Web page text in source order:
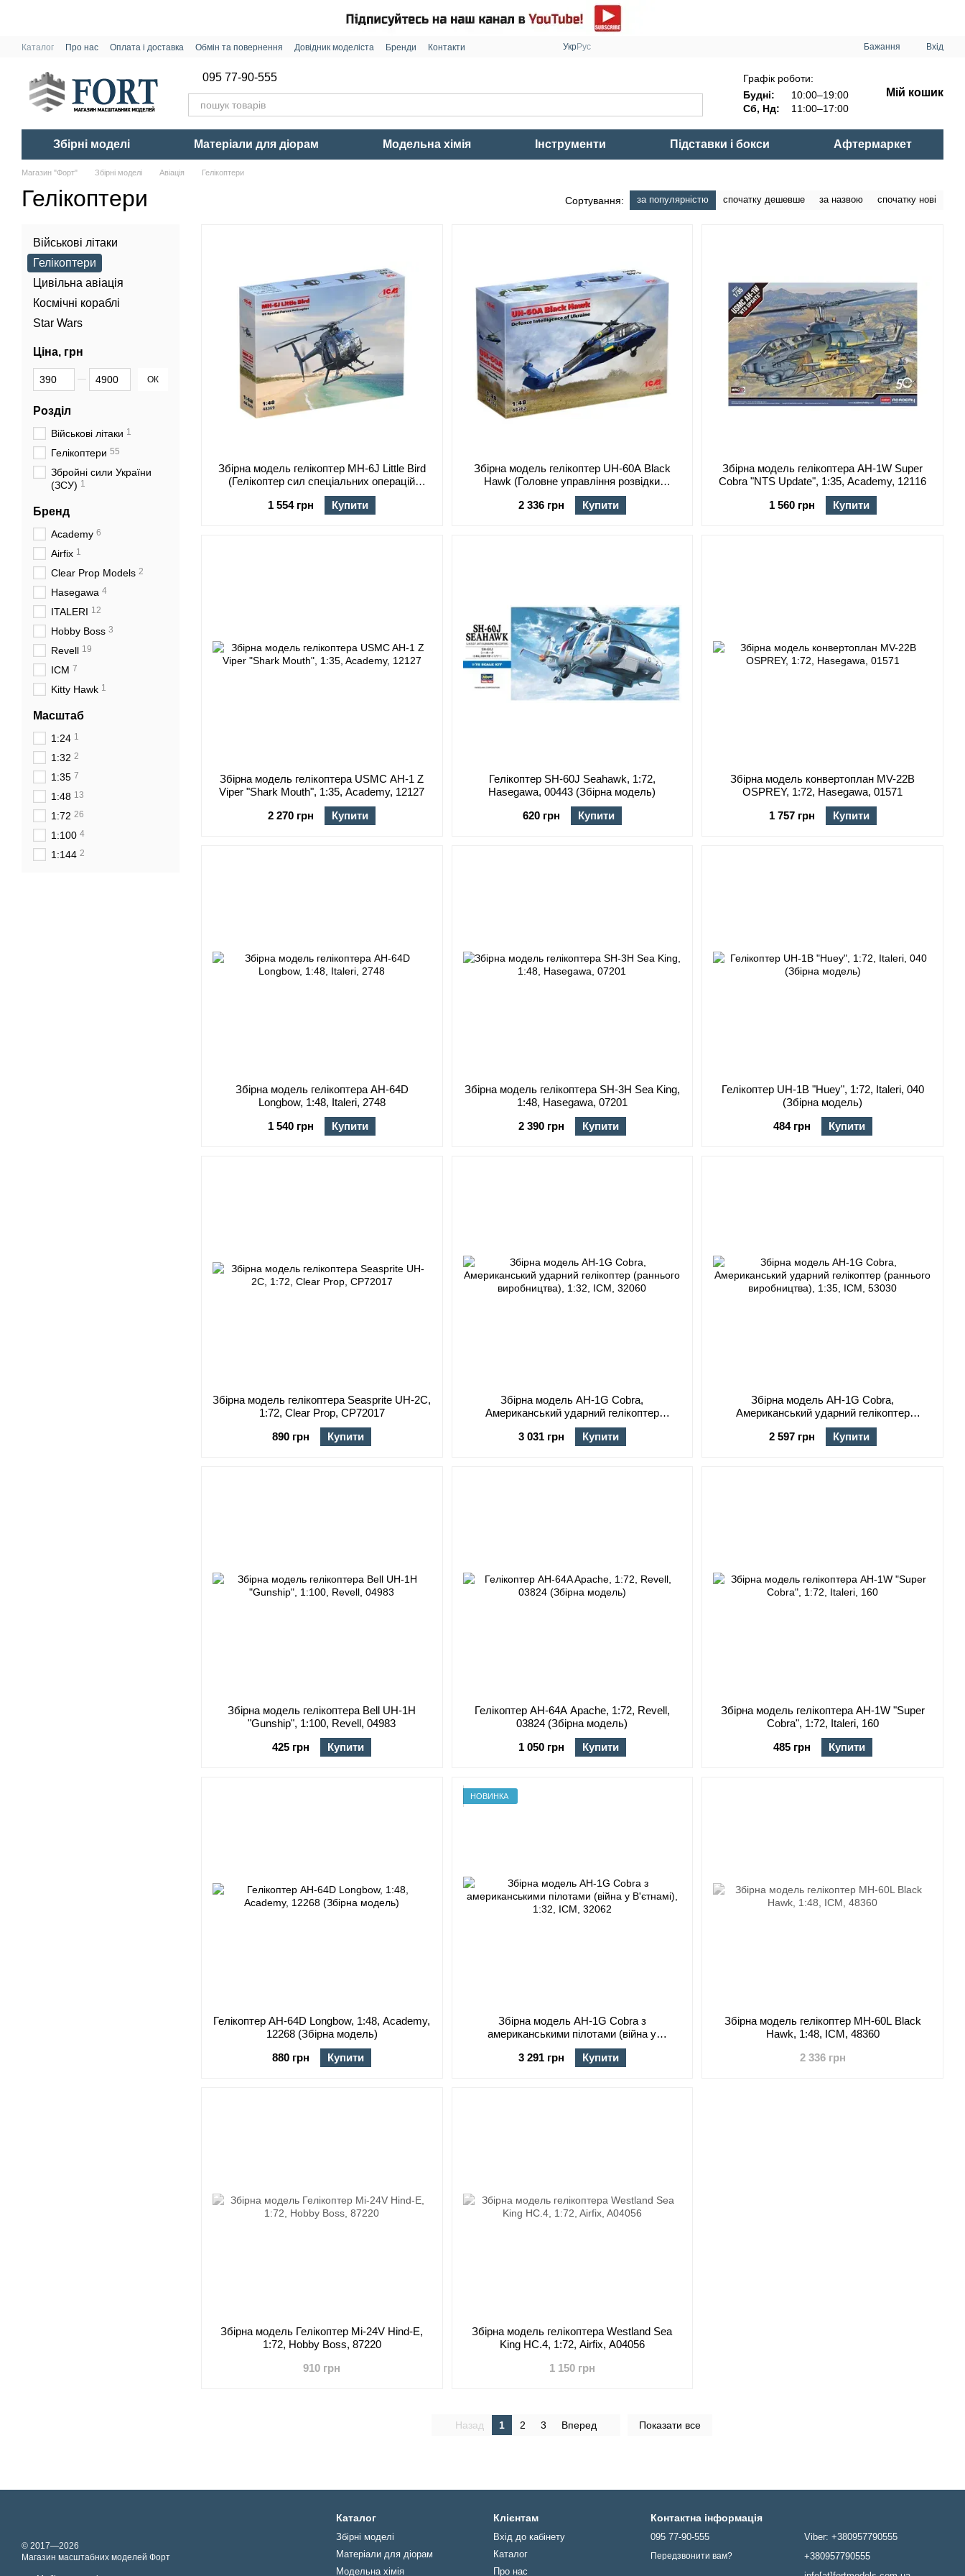
Каталог Про нас Оплата і доставка Обмін та повернення Довідник моделіста Бренди Контакти УкрРус Бажання Вхід
095 77-90-555
Графік роботи:
Будні:
10:00–19:00
Сб, Нд:
11:00–17:00
Мій кошик
Збірні моделі Матеріали для діорам Модельна хімія Інструменти Підставки і бокси Афтермаркет
Магазин "Форт" Збірні моделі Авіація Гелікоптери
Гелікоптери Сортування: за популярністю спочатку дешевше за назвою спочатку нові
Збірна модель гелікоптер MH-6J Little Bird
(Гелікоптер сил спеціальних операцій
США), 1:48, ICM, 48369
1 554 грн
Купити
Збірна модель гелікоптер UH-60A Black
Hawk (Головне управління розвідки
Міноборони України), 1:48, ICM, 48362
2 336 грн
Купити
Збірна модель гелікоптера AH-1W Super
Cobra "NTS Update", 1:35, Academy, 12116
1 560 грн
Купити
Збірна модель гелікоптера USMC AH-1 Z
Viper "Shark Mouth", 1:35, Academy, 12127
2 270 грн
Купити
Гелікоптер SH-60J Seahawk, 1:72,
Hasegawa, 00443 (Збірна модель)
620 грн
Купити
Збірна модель конвертоплан MV-22B
OSPREY, 1:72, Hasegawa, 01571
1 757 грн
Купити
Збірна модель гелікоптера AH-64D
Longbow, 1:48, Italeri, 2748
1 540 грн
Купити
Збірна модель гелікоптера SH-3H Sea King,
1:48, Hasegawa, 07201
2 390 грн
Купити
Гелікоптер UH-1B "Huey", 1:72, Italeri, 040
(Збірна модель)
484 грн
Купити
Збірна модель гелікоптера Seasprite UH-2C,
1:72, Clear Prop, CP72017
890 грн
Купити
Збірна модель AH-1G Cobra,
Американський ударний гелікоптер
(раннього виробництва), 1:32, ICM, 32060
3 031 грн
Купити
Збірна модель AH-1G Cobra,
Американський ударний гелікоптер
(раннього виробництва), 1:35, ICM, 53030
2 597 грн
Купити
Збірна модель гелікоптера Bell UH-1H
"Gunship", 1:100, Revell, 04983
425 грн
Купити
Гелікоптер AH-64A Apache, 1:72, Revell,
03824 (Збірна модель)
1 050 грн
Купити
Збірна модель гелікоптера AH-1W "Super
Cobra", 1:72, Italeri, 160
485 грн
Купити
Гелікоптер AH-64D Longbow, 1:48, Academy,
12268 (Збірна модель)
880 грн
Купити
НОВИНКА
Збірна модель AH-1G Cobra з
американськими пілотами (війна у
В'єтнамі), 1:32, ICM, 32062
3 291 грн
Купити
Збірна модель гелікоптер MH-60L Black
Hawk, 1:48, ICM, 48360
2 336 грн
Збірна модель Гелікоптер Mi-24V Hind-E,
1:72, Hobby Boss, 87220
910 грн
Збірна модель гелікоптера Westland Sea
King HC.4, 1:72, Airfix, A04056
1 150 грн
Назад 1 2 3 Вперед Показати все
Військові літаки
Гелікоптери
Цивільна авіація
Космічні кораблі
Star Wars
Ціна, грн
Від Ціна, грн
До Ціна, грн ОК
Розділ
Військові літаки 1
Гелікоптери 55
Збройні сили України
(ЗСУ) 1
Бренд
Academy 6
Airfix 1
Clear Prop Models 2
Hasegawa 4
ITALERI 12
Hobby Boss 3
Revell 19
ICM 7
Kitty Hawk 1
Масштаб
1:24 1
1:32 2
1:35 7
1:48 13
1:72 26
1:100 4
1:144 2
© 2017—2026
Магазин масштабних моделей Форт
Каталог
Збірні моделі
Матеріали для діорам
Модельна хімія
Клієнтам
Вхід до кабінету
Каталог
Про нас
Контактна інформація
095 77-90-555
Передзвонити вам?
Viber: +380957790555
+380957790555